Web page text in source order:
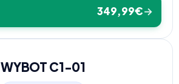
349,99€→
WYBOT C1-01